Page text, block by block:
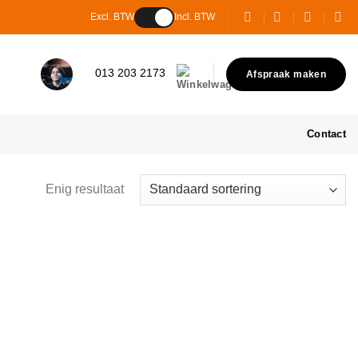
Excl. BTW Incl. BTW
013 203 2173 Afspraak maken
Contact
Enig resultaat